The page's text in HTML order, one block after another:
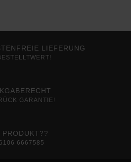
LIEFERUNG
GARANTIE!
6667585